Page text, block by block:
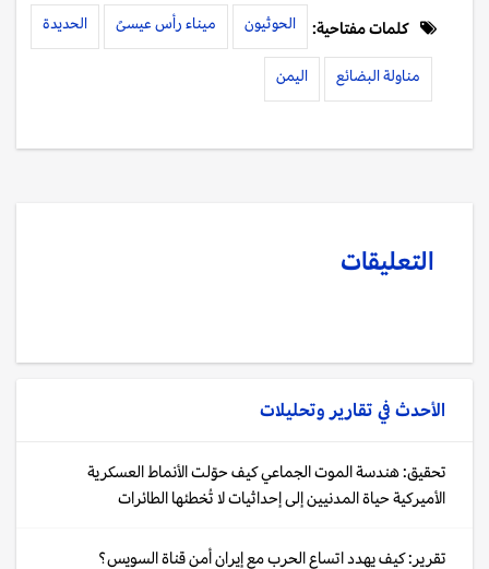
كلمات مفتاحية: الحوثيون ميناء رأس عيسىً الحديدة
مناولة البضائع اليمن
التعليقات
الأحدث في تقارير وتحليلات
تحقيق: هندسة الموت الجماعي كيف حوّلت الأنماط العسكرية
الأميركية حياة المدنيين إلى إحداثيات لا تُخطئها الطائرات
تقرير: كيف يهدد اتساع الحرب مع إيران أمن قناة السويس؟